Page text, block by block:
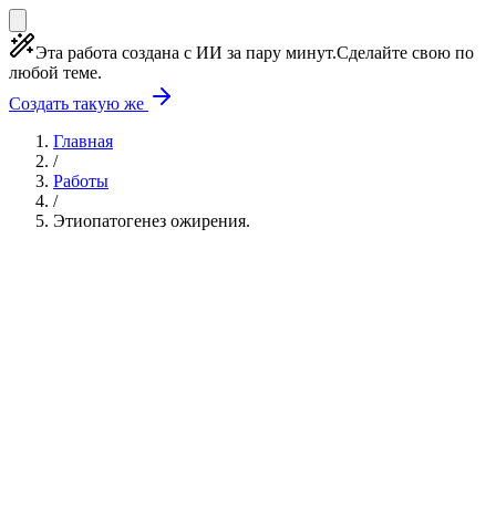
Эта работа создана с ИИ за пару минут.Сделайте свою по
любой теме.
Создать такую же
Главная
/
Работы
/
Этиопатогенез ожирения.